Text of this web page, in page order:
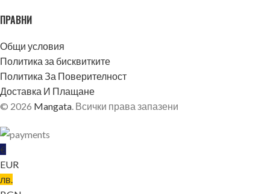
ПРАВНИ
Общи условия
Политика за бисквитките
Политика За Поверителност
Доставка И Плащане
© 2026 Mangata. Всички права запазени
€
EUR
лв.